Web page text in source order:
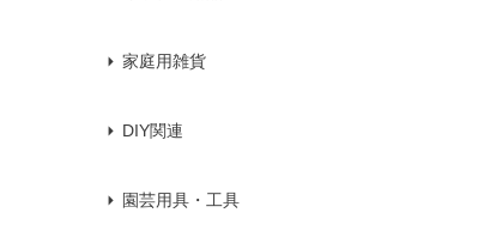
家庭用雑貨
DIY関連
園芸用具・工具